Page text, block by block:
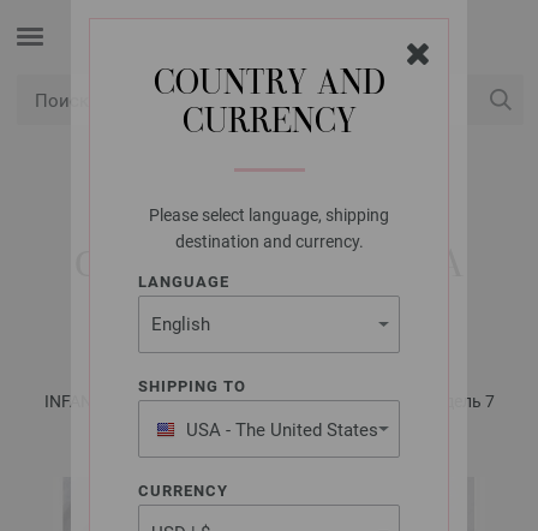
COUNTRY AND
CURRENCY
Please select language, shipping
destination and currency.
LANGUAGE
SHIPPING TO
USA - The United States
of America
CURRENCY
LANA GROSSA
ОДЕЯЛО ALTA MODA
ALPACA
INFANTI No. 18 - инструкции на русском языке | Модель 7